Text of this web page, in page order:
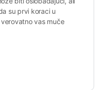
su prvi koraci u
vas muče